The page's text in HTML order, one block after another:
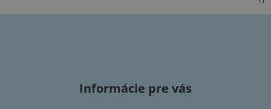
Informácie pre vás